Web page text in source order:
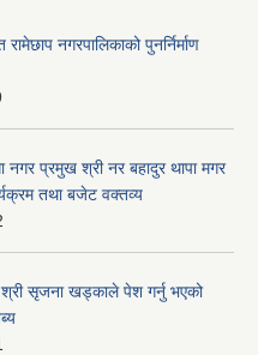
रामेछाप नगरपालिकाको पुनर्निर्माण
प्रमुख श्री नर बहादुर थापा मगर
तथा बजेट वक्तव्य
सृजना खड्काले पेश गर्नु भएको